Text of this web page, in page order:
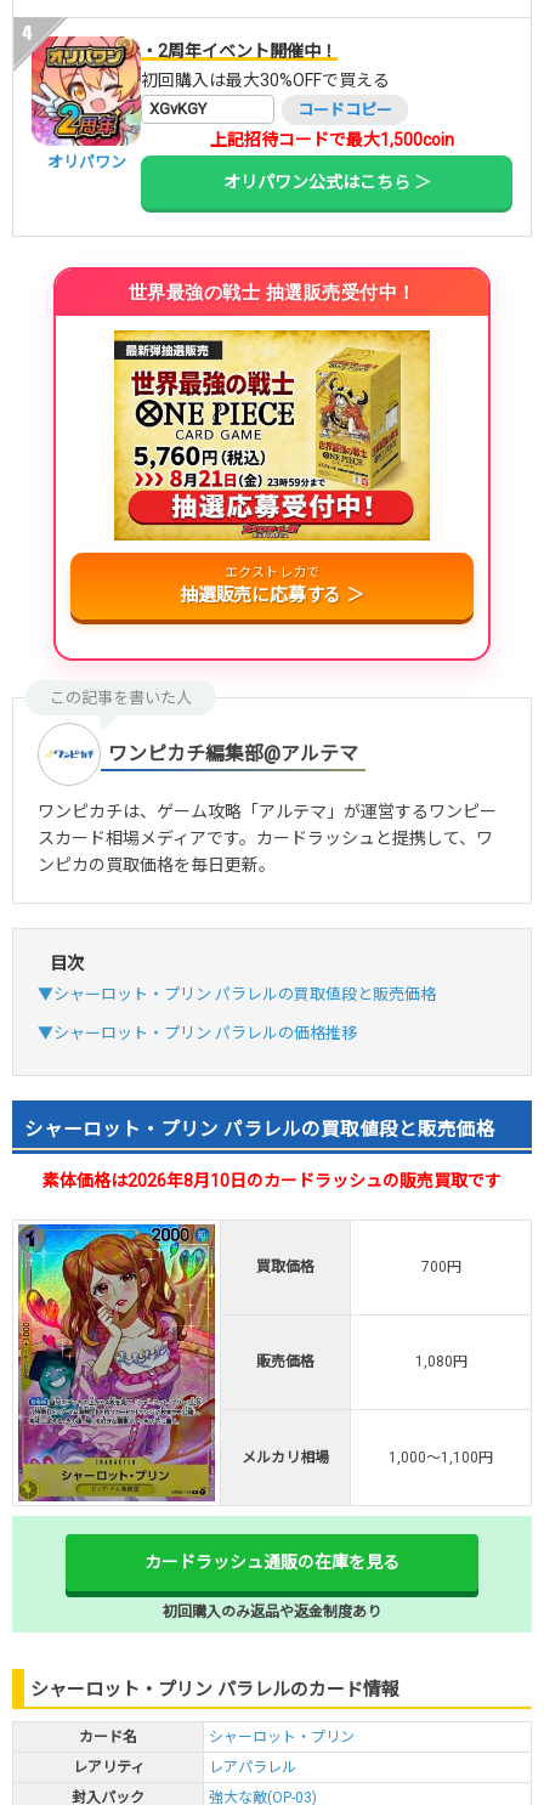
オリパワン
・2周年イベント開催中！
初回購入は最大30%OFFで買える
XGvKGY コードコピー
上記招待コードで最大1,500coin
オリパワン公式はこちら ＞
世界最強の戦士 抽選販売受付中！
エクストレカで
抽選販売に応募する ＞
この記事を書いた人
ワンピカチ編集部@アルテマ
ワンピカチは、ゲーム攻略「アルテマ」が運営するワンピー
スカード相場メディアです。カードラッシュと提携して、ワ
ンピカの買取価格を毎日更新。
目次
▼シャーロット・プリン パラレルの買取値段と販売価格
▼シャーロット・プリン パラレルの価格推移
シャーロット・プリン パラレルの買取値段と販売価格
素体価格は2026年8月10日のカードラッシュの販売買取です
買取価格 700円
販売価格 1,080円
メルカリ相場 1,000～1,100円
カードラッシュ通販の在庫を見る
初回購入のみ返品や返金制度あり
シャーロット・プリン パラレルのカード情報
カード名
シャーロット・プリン
レアリティ
レアパラレル
封入パック
強大な敵(OP-03)